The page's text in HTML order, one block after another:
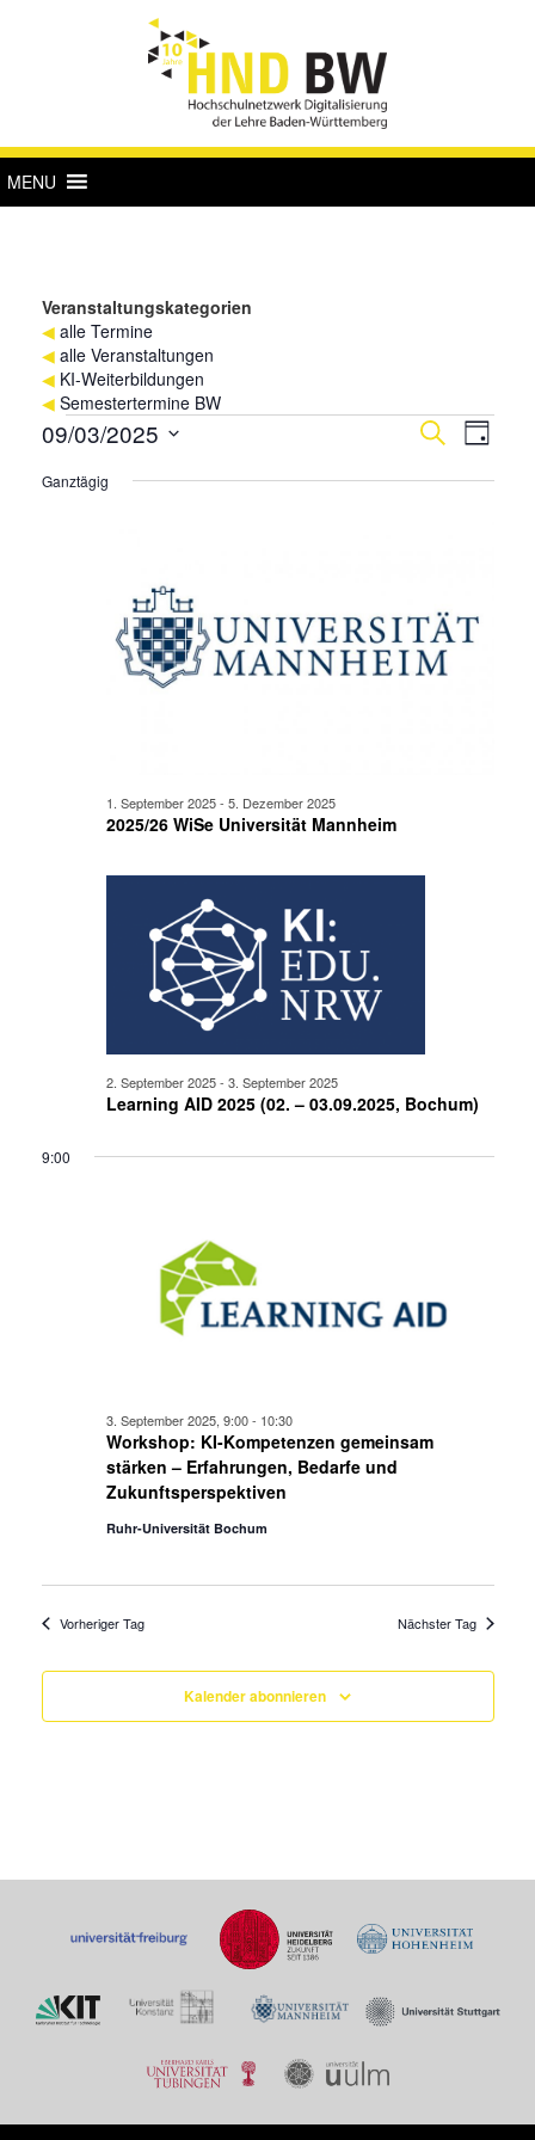
MENU
Veranstaltungskategorien
◀ alle Termine
◀ alle Veranstaltungen
◀ KI-Weiterbildungen
◀ Semestertermine BW
Veranstaltungen
für Suche
SucheTag
09/03/2025
wählen.
Ganztägig
2025/26 WiSe Universität Mannheim
1. September 2025- 5. Dezember 2025
Learning AID 2025 (02. – 03.09.2025, Bochum)
2. September 2025- 3. September 2025
9:00
Workshop: KI-Kompetenzen gemeinsam
stärken – Erfahrungen, Bedarfe und
Zukunftsperspektiven
3. September 2025, 9:00- 10:30
Ruhr-Universität Bochum
Vorheriger Tag Nächster Tag
Kalender abonnieren